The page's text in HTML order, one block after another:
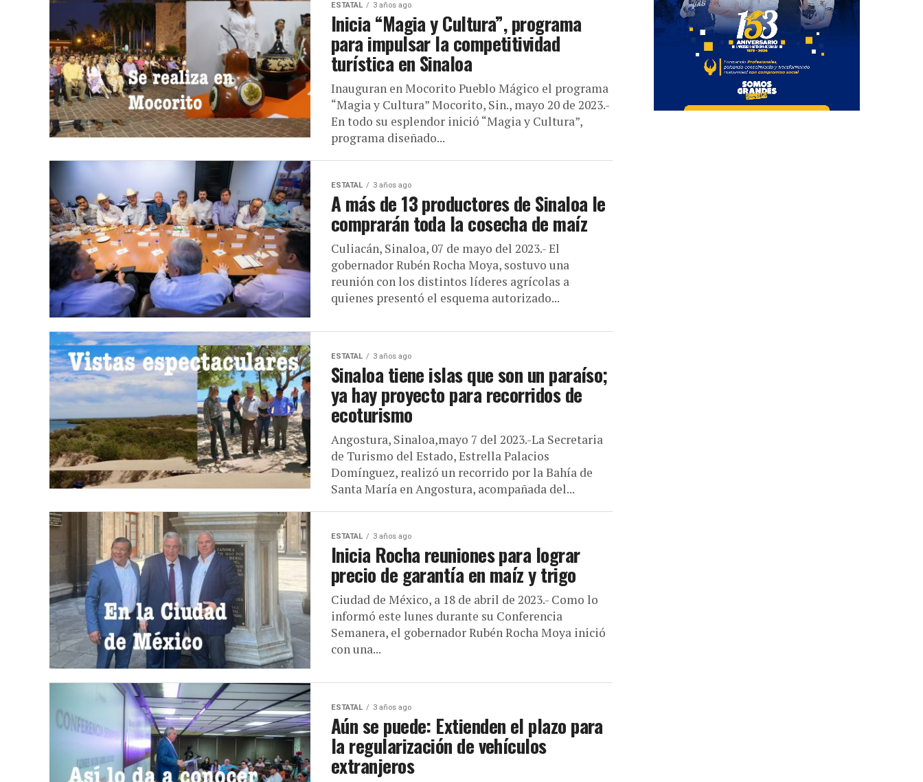
ESTATAL 3 años ago
Inicia “Magia y Cultura”, programa
para impulsar la competitividad
turística en Sinaloa
Inauguran en Mocorito Pueblo Mágico el programa
“Magia y Cultura” Mocorito, Sin., mayo 20 de 2023.-
En todo su esplendor inició “Magia y Cultura”,
programa diseñado...
ESTATAL 3 años ago
A más de 13 productores de Sinaloa le
comprarán toda la cosecha de maíz
Culiacán, Sinaloa, 07 de mayo del 2023.- El
gobernador Rubén Rocha Moya, sostuvo una
reunión con los distintos líderes agrícolas a
quienes presentó el esquema autorizado...
ESTATAL 3 años ago
Sinaloa tiene islas que son un paraíso;
ya hay proyecto para recorridos de
ecoturismo
Angostura, Sinaloa,mayo 7 del 2023.-La Secretaria
de Turismo del Estado, Estrella Palacios
Domínguez, realizó un recorrido por la Bahía de
Santa María en Angostura, acompañada del...
ESTATAL 3 años ago
Inicia Rocha reuniones para lograr
precio de garantía en maíz y trigo
Ciudad de México, a 18 de abril de 2023.- Como lo
informó este lunes durante su Conferencia
Semanera, el gobernador Rubén Rocha Moya inició
con una...
ESTATAL 3 años ago
Aún se puede: Extienden el plazo para
la regularización de vehículos
extranjeros